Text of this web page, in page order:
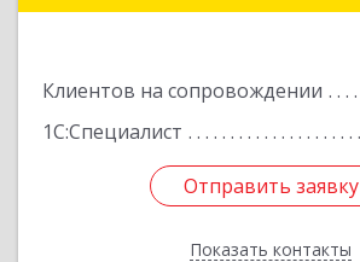
Клиентов на сопровождении
1С:Специалист
Отправить заявку
Показать контакты
Отправить заявку
Назад